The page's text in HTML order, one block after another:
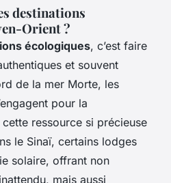
destinations
Orient ?
écologiques, c’est faire
et souvent
de la mer Morte, les
pour la
ressource si précieuse
le Sinaï, certains lodges
solaire, offrant non
mais aussi